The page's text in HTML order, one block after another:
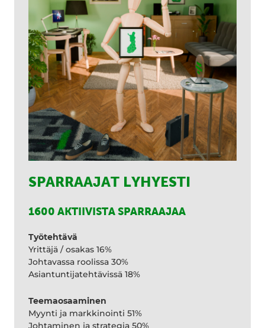
SPARRAAJAT LYHYESTI
1600 AKTIIVISTA SPARRAAJAA
Työtehtävä
Yrittäjä / osakas 16%
Johtavassa roolissa 30%
Asiantuntijatehtävissä 18%
Teemaosaaminen
Myynti ja markkinointi 51%
Johtaminen ja strategia 50%